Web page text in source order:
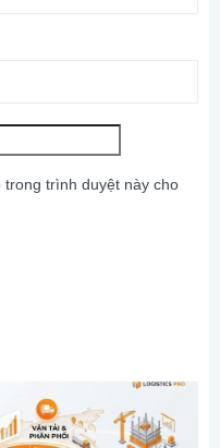
trình duyệt này cho